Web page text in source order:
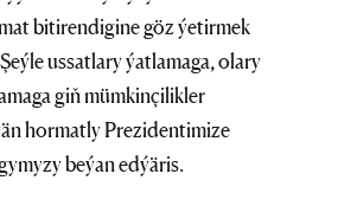
bitirendigine göz ýetirmek
ussatlary ýatlamaga, olary
giň mümkinçilikler
hormatly Prezidentimize
beýan edýäris.